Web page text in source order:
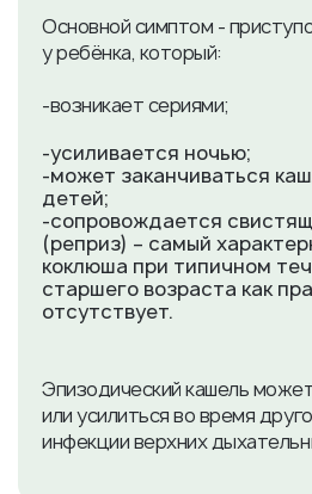
Основной симптом -
у ребёнка, который:
-возникает сериями;
-усиливается ночью;
-может заканчиваться
детей;
-сопровождается
(реприз) – самый
коклюша при типичном
старшего возраста как
отсутствует.
Эпизодический кашель
или усилиться во время
инфекции верхних